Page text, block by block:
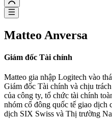
Matteo Anversa
Giám đốc Tài chính
Matteo gia nhập Logitech vào
Giám đốc Tài chính và chịu
của công ty, tổ chức tài chính
nhóm cổ đông quốc tế giao dịch
dịch SIX Swiss và Thị trường